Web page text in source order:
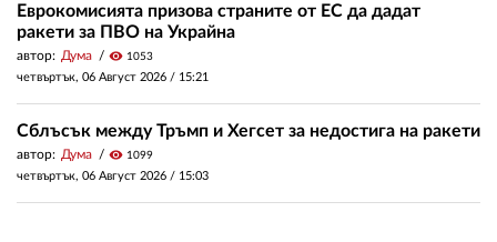
Еврокомисията призова страните от ЕС да дадат
ракети за ПВО на Украйна
автор: Дума visibility 1053
четвъртък, 06 Август 2026 / 15:21
Сблъсък между Тръмп и Хегсет за недостига на ракети
автор: Дума visibility 1099
четвъртък, 06 Август 2026 / 15:03